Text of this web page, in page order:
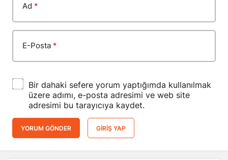
Ad *
E-Posta *
Bir dahaki sefere yorum yaptığımda kullanılmak
üzere adımı, e-posta adresimi ve web site
adresimi bu tarayıcıya kaydet.
YORUM GÖNDER GIRIŞ YAP